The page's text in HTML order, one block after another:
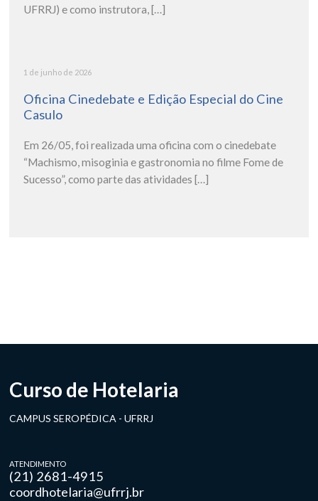
UFRRJ) e como instrutora, […]
1 de junho de 2026
Oficina Cinedebate e Edição Especial do Cine
Casulo
Em 26/05, foi realizada uma oficina com o cinedebate
“Machismo, misoginia e gastronomia no filme Fome de
Sucesso”, como parte das atividades […]
Curso de Hotelaria
CAMPUS SEROPÉDICA - UFRRJ
ATENDIMENTO
(21) 2681-4915
coordhotelaria@ufrrj.br